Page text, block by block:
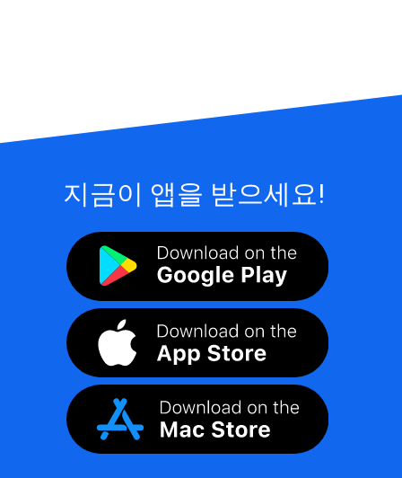
지금이 앱을 받으세요!